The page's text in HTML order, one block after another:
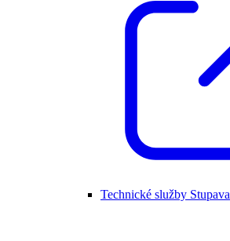
Technické služby Stupava